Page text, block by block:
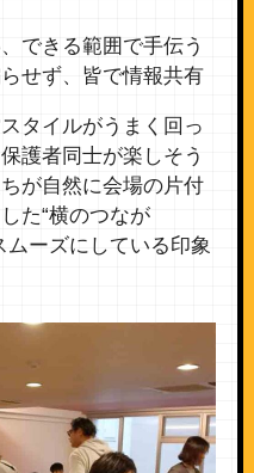
できる範囲で手伝う
せず、皆で情報共有
タイルがうまく回っ
護者同士が楽しそう
が自然に会場の片付
た“横のつなが
ムーズにしている印象